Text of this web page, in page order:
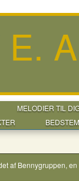
MELODIER TIL
af Bennygruppen,